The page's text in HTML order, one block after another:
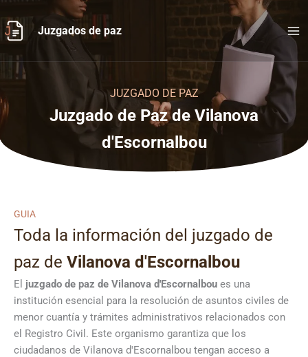
al
contenido
Juzgados de paz
JUZGADO DE PAZ
Juzgado de Paz de Vilanova
d'Escornalbou
GUIA
Toda la información del juzgado de
paz de Vilanova d'Escornalbou
El juzgado de paz de Vilanova d'Escornalbou es una
institución esencial para la resolución de asuntos civiles de
menor cuantía y trámites administrativos relacionados con
el Registro Civil. Este organismo garantiza que los
ciudadanos de Vilanova d'Escornalbou tengan acceso a